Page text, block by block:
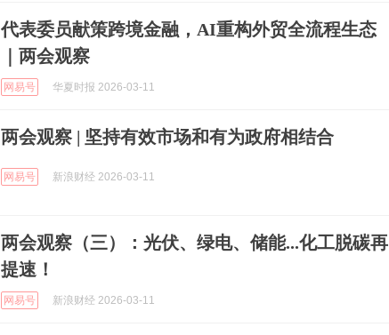
代表委员献策跨境金融，AI重构外贸全流程生态
｜两会观察
网易号 华夏时报 2026-03-11
两会观察 | 坚持有效市场和有为政府相结合
网易号 新浪财经 2026-03-11
两会观察（三）：光伏、绿电、储能...化工脱碳再
提速！
网易号 新浪财经 2026-03-11